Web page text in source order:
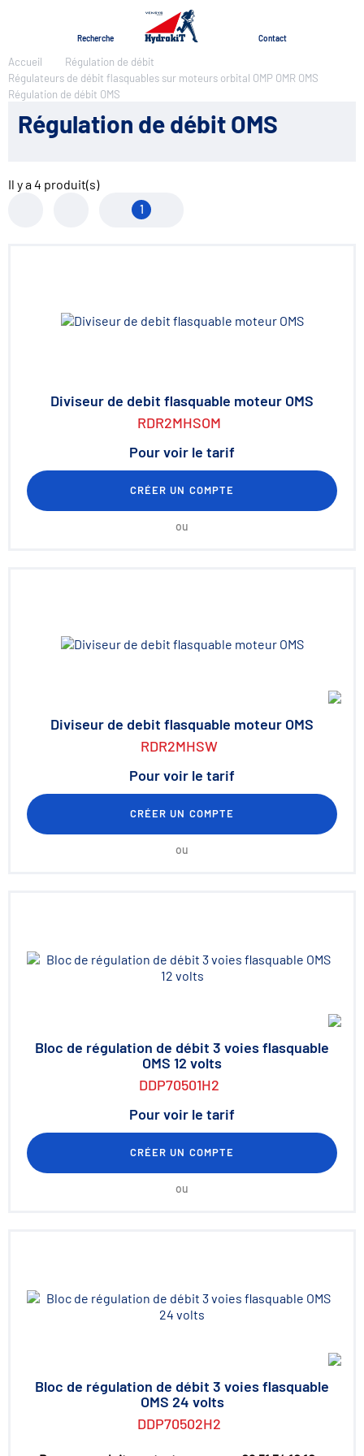
Recherche Contact
Accueil
Régulation de débit
Régulateurs de débit flasquables sur moteurs orbital OMP OMR OMS
Régulation de débit OMS
Régulation de débit OMS
Il y a4 produit(s)
1
Diviseur de debit flasquable moteur OMS
RDR2MHSOM
Pour voir le tarif
CRÉER UN COMPTE
ou
Diviseur de debit flasquable moteur OMS
RDR2MHSW
Pour voir le tarif
CRÉER UN COMPTE
ou
Bloc de régulation de débit 3 voies flasquable
OMS 12 volts
DDP70501H2
Pour voir le tarif
CRÉER UN COMPTE
ou
Bloc de régulation de débit 3 voies flasquable
OMS 24 volts
DDP70502H2